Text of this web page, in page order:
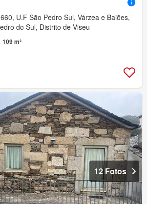
U.F São Pedro Sul, Várzea e Baiões,
do Sul, Distrito de Viseu
109 m²
12 Fotos